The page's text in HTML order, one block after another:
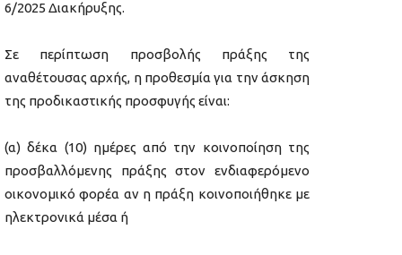
6/2025 Διακήρυξης.
Σε περίπτωση προσβολής πράξης της
αναθέτουσας αρχής, η προθεσμία για την άσκηση
της προδικαστικής προσφυγής είναι:
(α) δέκα (10) ημέρες από την κοινοποίηση της
προσβαλλόμενης πράξης στον ενδιαφερόμενο
οικονομικό φορέα αν η πράξη κοινοποιήθηκε με
ηλεκτρονικά μέσα ή